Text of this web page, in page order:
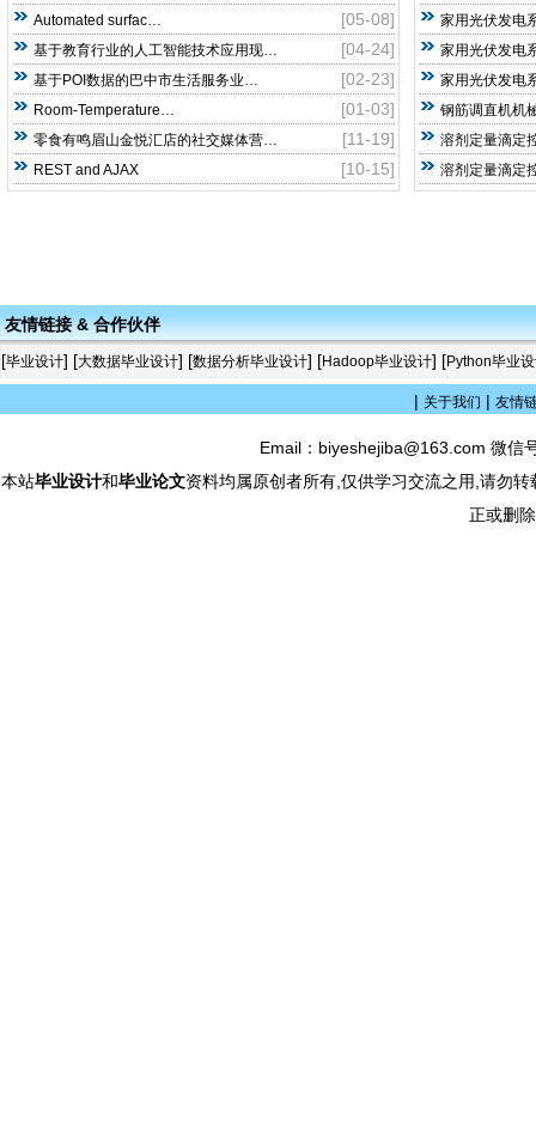
[05-08]
Automated surfac…
[04-24]
基于教育行业的人工智能技术应用现…
[02-23]
基于POI数据的巴中市生活服务业…
[01-03]
Room-Temperature…
[11-19]
零食有鸣眉山金悦汇店的社交媒体营…
[10-15]
REST and AJAX
家用光伏发电
家用光伏发电
家用光伏发电
钢筋调直机机
溶剂定量滴定
溶剂定量滴定
友情链接 & 合作伙伴
[毕业设计] [大数据毕业设计] [数据分析毕业设计] [Hadoop毕业设计] [Python毕业
| 关于我们 | 友情
Email：biyeshejiba@163.com 微
本站毕业设计和毕业论文资料均属原创者所有,仅供学习交流之用,请勿
正或删